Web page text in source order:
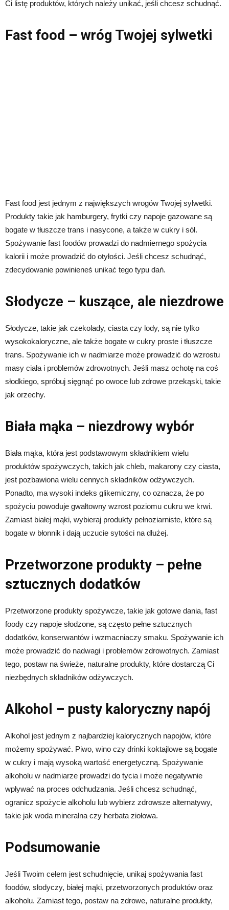
Ci listę produktów, których należy unikać, jeśli chcesz schudnąć.
Fast food – wróg Twojej sylwetki
Fast food jest jednym z największych wrogów Twojej sylwetki.
Produkty takie jak hamburgery, frytki czy napoje gazowane są
bogate w tłuszcze trans i nasycone, a także w cukry i sól.
Spożywanie fast foodów prowadzi do nadmiernego spożycia
kalorii i może prowadzić do otyłości. Jeśli chcesz schudnąć,
zdecydowanie powinieneś unikać tego typu dań.
Słodycze – kuszące, ale niezdrowe
Słodycze, takie jak czekolady, ciasta czy lody, są nie tylko
wysokokaloryczne, ale także bogate w cukry proste i tłuszcze
trans. Spożywanie ich w nadmiarze może prowadzić do wzrostu
masy ciała i problemów zdrowotnych. Jeśli masz ochotę na coś
słodkiego, spróbuj sięgnąć po owoce lub zdrowe przekąski, takie
jak orzechy.
Biała mąka – niezdrowy wybór
Biała mąka, która jest podstawowym składnikiem wielu
produktów spożywczych, takich jak chleb, makarony czy ciasta,
jest pozbawiona wielu cennych składników odżywczych.
Ponadto, ma wysoki indeks glikemiczny, co oznacza, że po
spożyciu powoduje gwałtowny wzrost poziomu cukru we krwi.
Zamiast białej mąki, wybieraj produkty pełnoziarniste, które są
bogate w błonnik i dają uczucie sytości na dłużej.
Przetworzone produkty – pełne
sztucznych dodatków
Przetworzone produkty spożywcze, takie jak gotowe dania, fast
foody czy napoje słodzone, są często pełne sztucznych
dodatków, konserwantów i wzmacniaczy smaku. Spożywanie ich
może prowadzić do nadwagi i problemów zdrowotnych. Zamiast
tego, postaw na świeże, naturalne produkty, które dostarczą Ci
niezbędnych składników odżywczych.
Alkohol – pusty kaloryczny napój
Alkohol jest jednym z najbardziej kalorycznych napojów, które
możemy spożywać. Piwo, wino czy drinki koktajlowe są bogate
w cukry i mają wysoką wartość energetyczną. Spożywanie
alkoholu w nadmiarze prowadzi do tycia i może negatywnie
wpływać na proces odchudzania. Jeśli chcesz schudnąć,
ogranicz spożycie alkoholu lub wybierz zdrowsze alternatywy,
takie jak woda mineralna czy herbata ziołowa.
Podsumowanie
Jeśli Twoim celem jest schudnięcie, unikaj spożywania fast
foodów, słodyczy, białej mąki, przetworzonych produktów oraz
alkoholu. Zamiast tego, postaw na zdrowe, naturalne produkty,